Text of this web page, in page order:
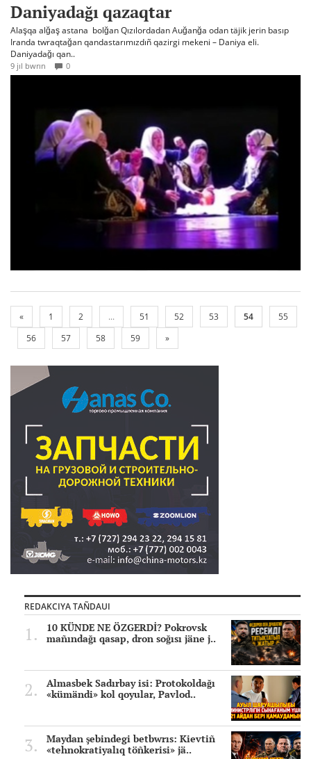
Daniyadağı qazaqtar
Alaşqa alğaş astana bolğan Qızılordadan Auğanğa odan täjik jerin basıp
Iranda twraqtağan qandastarımızdıñ qazirgi mekeni – Daniya eli.
Daniyadağı qan..
9 jıl bwrın 0
« 1 2 ... 51 52 53 54
55
56
57 58 59 »
REDAKCIYA TAÑDAUI
10 KÜNDE NE ÖZGERDİ? Pokrovsk
mañındağı qasap, dron soğısı jäne j..
Almasbek Sadırbay isi: Protokoldağı
«kümändi» kol qoyular, Pavlod..
Maydan şebindegi betbwrıs: Kievtiñ
«tehnokratiyalıq töñkerisi» jä..